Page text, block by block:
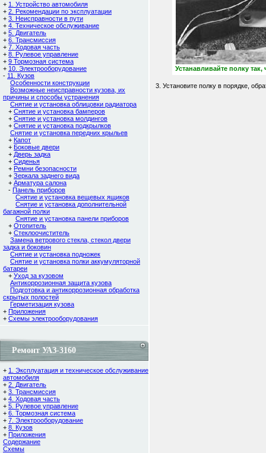
+ 1. Устройство автомобиля
+ 2. Рекомендации по эксплуатации
+ 3. Неисправности в пути
+ 4. Техническое обслуживание
+ 5. Двигатель
+ 6. Трансмиссия
+ 7. Ходовая часть
+ 8. Рулевое управление
+ 9 Тормозная система
+ 10. Электрооборудование
- 11. Кузов
Особенности конструкции
Возможные неисправности кузова, их
причины и способы устранения
Снятие и установка облицовки радиатора
+ Снятие и установка бамперов
+ Снятие и установка молдингов
+ Снятие и установка подкрылков
Снятие и установка передних крыльев
+ Капот
+ Боковые двери
+ Дверь задка
+ Сиденья
+ Ремни безопасности
+ Зеркала заднего вида
+ Арматура салона
- Панель приборов
Снятие и установка вещевых ящиков
Снятие и установка дополнительной
багажной полки
Снятие и установка панели приборов
+ Отопитель
+ Стеклоочиститель
Замена ветрового стекла, стекол двери
задка и боковин
Снятие и установка подножек
Снятие и установка полки аккумуляторной
батареи
+ Уход за кузовом
Антикоррозионная защита кузова
Подготовка и антикоррозионная обработка
скрытых полостей
Герметизация кузова
+ Приложения
+ Схемы электрооборудования
Ремонт УАЗ-3160
+ 1. Эксплуатация и техническое обслуживание
автомобиля
+ 2. Двигатель
+ 3. Трансмиссия
+ 4. Ходовая часть
+ 5. Рулевое управление
+ 6. Тормозная система
+ 7. Электрооборудование
+ 8. Кузов
+ Приложения
Содержание
Cхемы
Устанавливайте полку
3. Установите полку в порядке,